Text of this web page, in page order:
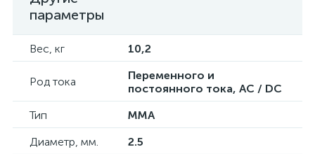
параметры
Вес, кг 10,2
Род тока
Переменного и
постоянного тока, AC / DC
Тип
ММА
Диаметр, мм.
2.5